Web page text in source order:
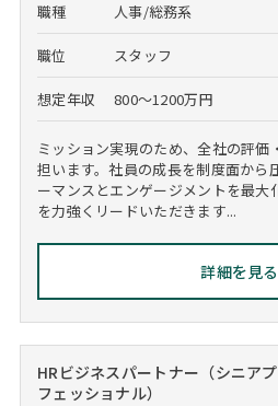
職種 人事/総務系
職位 スタッフ
想定年収 800～1200万円
ミッション実現のため、全社の評価
担います。社員の成長を制度面から
ーマンスとエンゲージメントを最大
を力強くリードいただきます...
詳細を見る
HRビジネスパートナー（シニア
フェッショナル）